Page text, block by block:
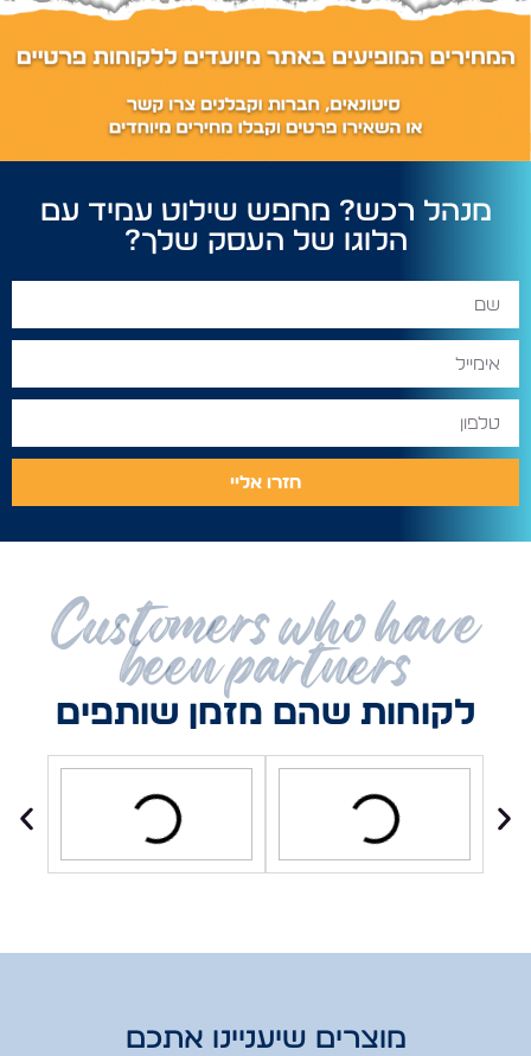
מנהל רכש? מחפש שילוט עמיד עם
הלוגו של העסק שלך?
חזרו אליי
Customers who have
been partners
לקוחות שהם מזמן שותפים
מוצרים שיעניינו אתכם